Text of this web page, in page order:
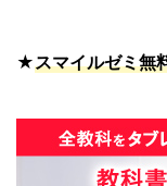
★スマイルゼミ無